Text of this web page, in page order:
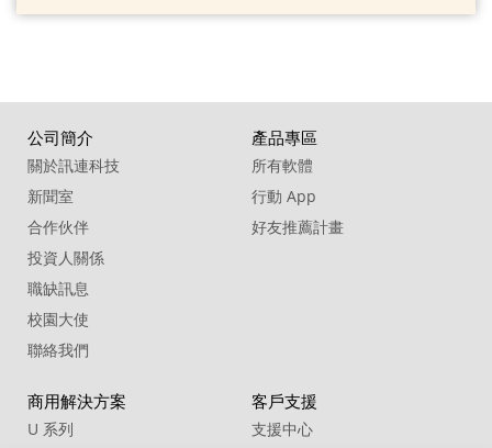
公司簡介
關於訊連科技
新聞室
合作伙伴
投資人關係
職缺訊息
校園大使
聯絡我們
產品專區
所有軟體
行動 App
好友推薦計畫
商用解決方案
U 系列
客戶支援
支援中心